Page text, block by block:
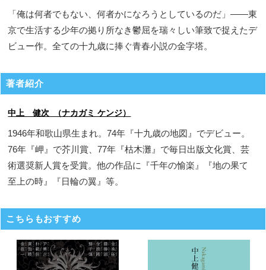
「俺は何者でもない、何者かになろうとしているのだ」――東
京で生活する少年の拠り所なき鬱屈を瑞々しい筆致で捉えたデ
ビュー作。全ての十九歳に捧ぐ青春小説の金字塔。
著者紹介
中上 健次 （ナカガミ ケンジ）
1946年和歌山県生まれ。74年『十九歳の地図』でデビュー。
76年『岬』で芥川賞、77年『枯木灘』で毎日出版文化賞、芸
術選奨新人賞を受賞。他の作品に『千年の愉楽』『地の果て
至上の時』『日輪の翼』等。
こちらもおすすめ